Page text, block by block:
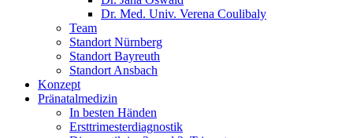
Dr. Med. Univ. Verena Coulibaly
Team
Standort Nürnberg
Standort Bayreuth
Standort Ansbach
Konzept
Pränatalmedizin
In besten Händen
Ersttrimesterdiagnostik